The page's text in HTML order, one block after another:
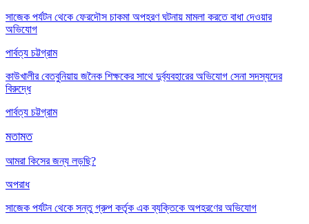
সাজেক পর্যটন থেকে ফেরদৌস চাকমা অপহরণ ঘটনায় মামলা করতে বাধা দেওয়ার
অভিযোগ
পার্বত্য চট্টগ্রাম
কাউখালীর বেতবুনিয়ায় জনৈক শিক্ষকের সাথে দুর্ব্যবহারের অভিযোগ সেনা সদস্যদের
বিরুদ্ধে
পার্বত্য চট্টগ্রাম
মতামত
আমরা কিসের জন্য লড়ছি?
অপরাধ
সাজেক পর্যটন থেকে সন্তু গ্রুপ কর্তৃক এক ব্যক্তিকে অপহরণের অভিযোগ